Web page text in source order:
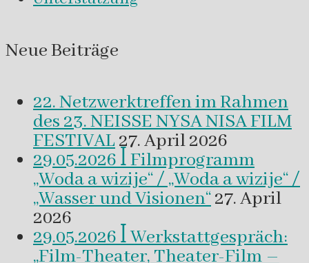
Neue Beiträge
22. Netzwerktreffen im Rahmen
des 23. NEISSE NYSA NISA FILM
FESTIVAL27. April 2026
29.05.2026 ꟾ Filmprogramm
„Woda a wizije“ / „Woda a wizije“ /
„Wasser und Visionen“27. April
2026
29.05.2026 ꟾ Werkstattgespräch:
„Film-Theater, Theater-Film –